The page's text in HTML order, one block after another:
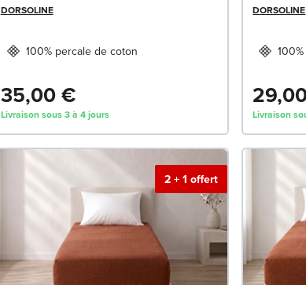
DORSOLINE
100% percale de coton
35,00 €
Livraison sous 3 à 4 jours
DORSOLINE
Livraison
2 + 1 offert